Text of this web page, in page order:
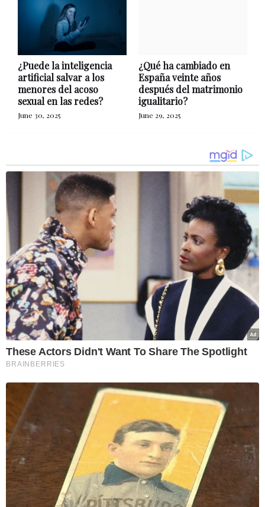
¿Puede la inteligencia
artificial salvar a los
menores del acoso
sexual en las redes?
June 30, 2025
¿Qué ha cambiado en
España veinte años
después del matrimonio
igualitario?
June 29, 2025